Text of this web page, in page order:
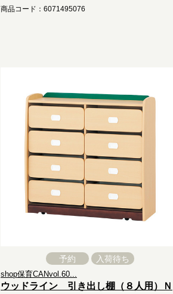
商品コード：6071495076
予約 入荷待ち
shop保育CANvol.60...
ウッドライン 引き出し棚（８人用）Ｎ